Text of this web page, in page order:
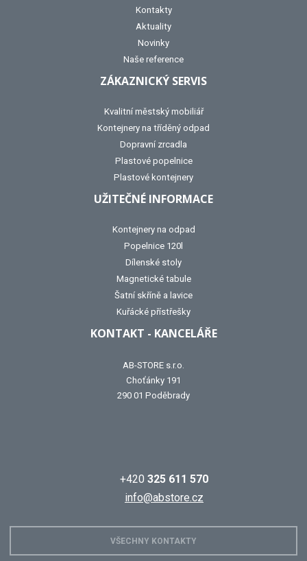
Kontakty
Aktuality
Novinky
Naše reference
ZÁKAZNICKÝ SERVIS
Kvalitní městský mobiliář
Kontejnery na tříděný odpad
Dopravní zrcadla
Plastové popelnice
Plastové kontejnery
UŽITEČNÉ INFORMACE
Kontejnery na odpad
Popelnice 120l
Dílenské stoly
Magnetické tabule
Šatní skříně a lavice
Kuřácké přístřešky
KONTAKT - KANCELÁŘE
AB-STORE s.r.o.
Choťánky 191
290 01 Poděbrady
+420 325 611 570
info@abstore.cz
VŠECHNY KONTAKTY